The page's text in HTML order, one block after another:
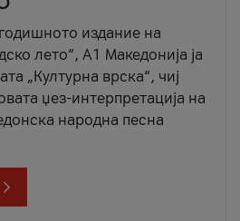
издание на
лето“, А1 Македонија ја
„Културна врска“, чиј
џез-интерпретација на
народна песна